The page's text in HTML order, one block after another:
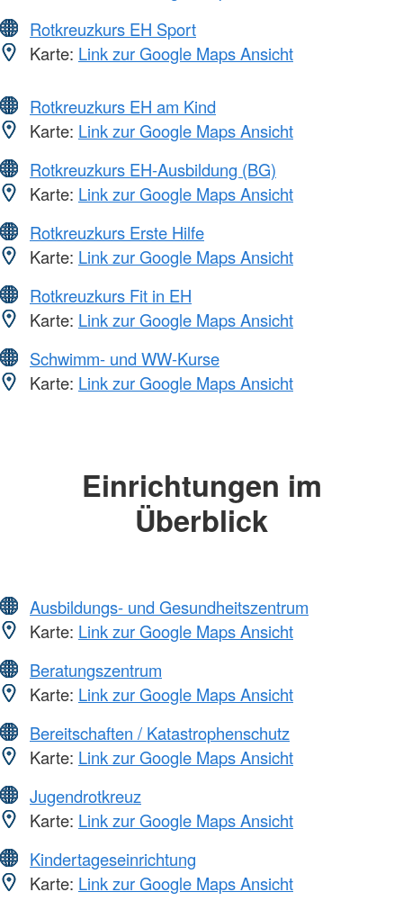
Rotkreuzkurs EH Sport
Karte: Link zur Google Maps Ansicht
Rotkreuzkurs EH am Kind
Karte: Link zur Google Maps Ansicht
Rotkreuzkurs EH-Ausbildung (BG)
Karte: Link zur Google Maps Ansicht
Rotkreuzkurs Erste Hilfe
Karte: Link zur Google Maps Ansicht
Rotkreuzkurs Fit in EH
Karte: Link zur Google Maps Ansicht
Schwimm- und WW-Kurse
Karte: Link zur Google Maps Ansicht
Einrichtungen im
Überblick
Ausbildungs- und Gesundheitszentrum
Karte: Link zur Google Maps Ansicht
Beratungszentrum
Karte: Link zur Google Maps Ansicht
Bereitschaften / Katastrophenschutz
Karte: Link zur Google Maps Ansicht
Jugendrotkreuz
Karte: Link zur Google Maps Ansicht
Kindertageseinrichtung
Karte: Link zur Google Maps Ansicht